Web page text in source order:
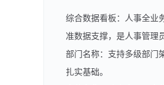
综合数据看板：人事全业
准数据支撑，是人事管理
部门名称：支持多级部门
扎实基础。